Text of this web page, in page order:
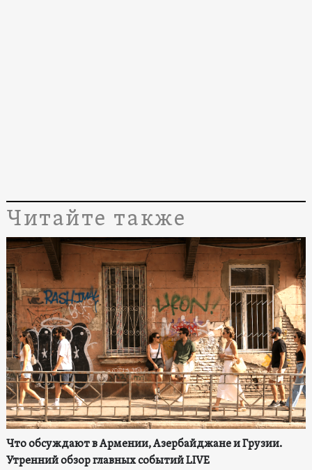
Читайте также
Что обсуждают в Армении, Азербайджане и Грузии.
Утренний обзор главных событий LIVE